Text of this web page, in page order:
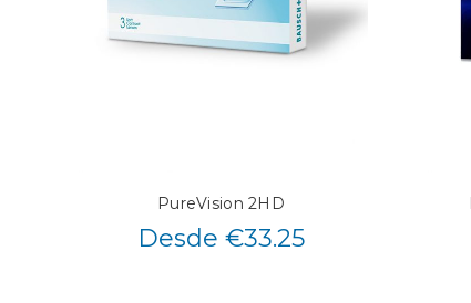
PureVision 2HD
Desde €33.25